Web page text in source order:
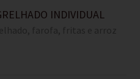
INDIVIDUAL